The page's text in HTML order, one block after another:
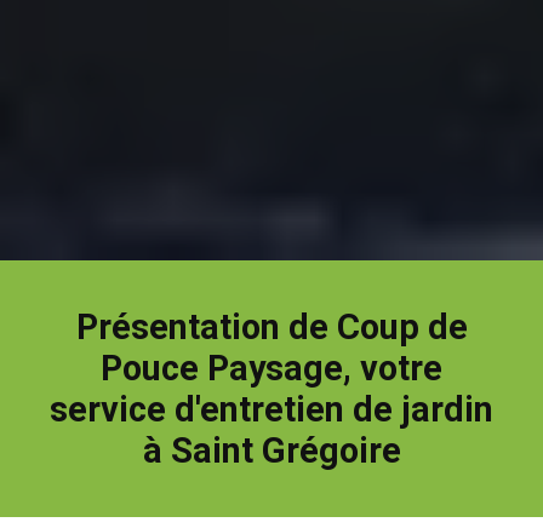
Présentation de Coup de
Pouce Paysage, votre
service d'entretien de jardin
à Saint Grégoire